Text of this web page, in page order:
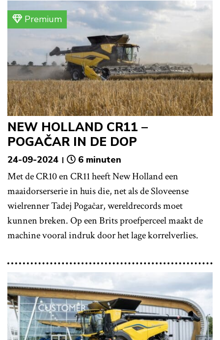
Premium
NEW HOLLAND CR11 –
POGAČAR IN DE DOP
24-09-2024 6 minuten
Met de CR10 en CR11 heeft New Holland een
maaidorserserie in huis die, net als de Sloveense
wielrenner Tadej Pogačar, wereldrecords moet
kunnen breken. Op een Brits proefperceel maakt de
machine vooral indruk door het lage korrelverlies.